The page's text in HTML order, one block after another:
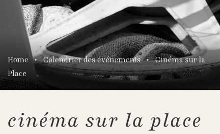
Home Calendrier des événements
Cinéma sur la
Place
cinéma sur la place